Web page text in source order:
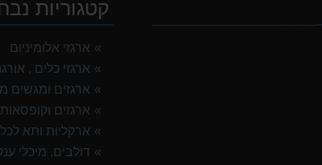
קטגוריות
ארגזי אלומיניום
ארגזי כלים ,
ארגזים ומגשים
ארגזים
ארקליות ותא לכל
דולבים, מיכלי